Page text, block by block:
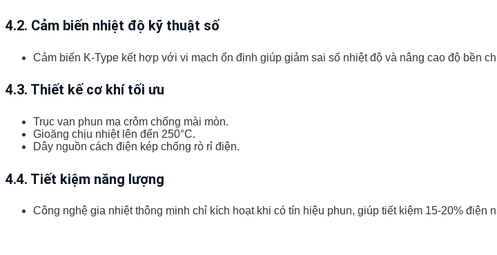
4.2. Cảm biến nhiệt độ kỹ thuật số
Cảm biến K-Type kết hợp với vi mạch ổn định giúp giảm sai số nhiệt độ và nâng cao độ bền
4.3. Thiết kế cơ khí tối ưu
Trục van phun mạ crôm chống mài mòn.
Gioăng chịu nhiệt lên đến 250°C.
Dây nguồn cách điện kép chống rò rỉ điện.
4.4. Tiết kiệm năng lượng
Công nghệ gia nhiệt thông minh chỉ kích hoạt khi có tín hiệu phun, giúp tiết kiệm 15-20% điện